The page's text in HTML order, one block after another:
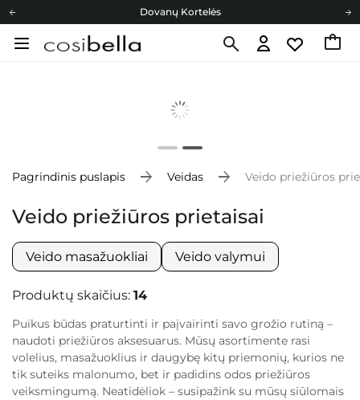
Dovanų Kortelės
Cosibella lojalumo programa
Pagrindinis puslapis Veidas Veido priežiūros
Veido priežiūros prietaisai
Veido masažuokliai Veido valymui
Produktų skaičius: 14
Puikus būdas praturtinti ir paįvairinti savo grožio rutiną –
naudoti priežiūros aksesuarus. Mūsų asortimente rasi
volelius, masažuoklius ir daugybę kitų priemonių, kurios ne
tik suteiks malonumo, bet ir padidins odos priežiūros
veiksmingumą. Neatidėliok – susipažink su mūsų siūlomais